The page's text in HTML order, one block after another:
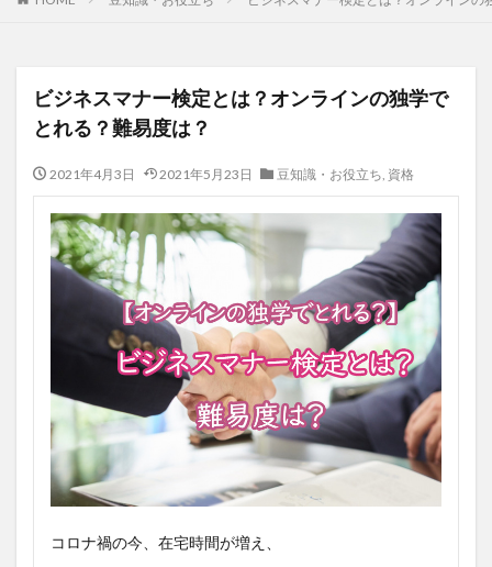
ビジネスマナー検定とは？オンラインの独学で
とれる？難易度は？
2021年4月3日 2021年5月23日 豆知識・お役立ち, 資格
コロナ禍の今、在宅時間が増え、